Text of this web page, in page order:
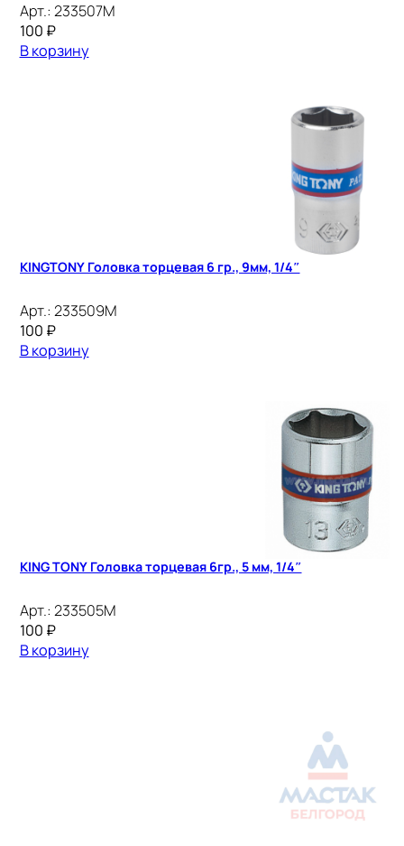
Арт.: 233507M
100 ₽
В корзину
KINGTONY Головка торцевая 6 гр., 9мм, 1/4″
Арт.: 233509M
100 ₽
В корзину
KING TONY Головка торцевая 6гр., 5 мм, 1/4″
Арт.: 233505M
100 ₽
В корзину